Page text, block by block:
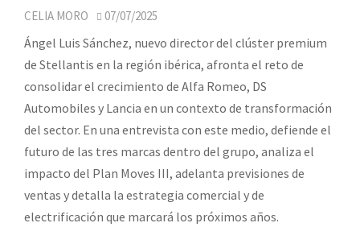
CELIA MORO 07/07/2025
Ángel Luis Sánchez, nuevo director del clúster premium
de Stellantis en la región ibérica, afronta el reto de
consolidar el crecimiento de Alfa Romeo, DS
Automobiles y Lancia en un contexto de transformación
del sector. En una entrevista con este medio, defiende el
futuro de las tres marcas dentro del grupo, analiza el
impacto del Plan Moves III, adelanta previsiones de
ventas y detalla la estrategia comercial y de
electrificación que marcará los próximos años.